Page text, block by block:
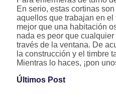
En serio, estas cortinas
aquellos que trabajan en
mejor que una habitación
nada es peor que
través de la ventana. De
la construcción y el timbre
Mientras lo haces, ¡pon
Últimos Post